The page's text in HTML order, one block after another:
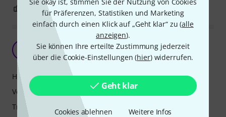
für Präferenzen, Statistiken und Marketing
einfach durch einen Klick auf „Geht klar“ zu (alle
anzeigen).
Sie können Ihre erteilte Zustimmung jederzeit
über die Cookie-Einstellungen (hier) widerrufen.
Geht klar
Cookies ablehnen Weitere Infos
0
Super Schutz für die Stative
K&K Sound&Light 27.06.2026
Handling
Verarbeitung
Tragekomfort